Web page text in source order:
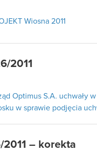
Wiosna 2011
2011
Optimus S.A. uchwały
w sprawie podjęcia
2011 – korekta